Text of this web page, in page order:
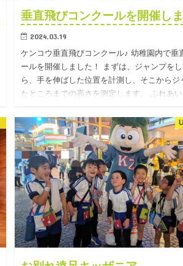
垂直飛びコンクールを開催しま
2024.03.19
ケンコウ垂直飛びコンクール♪ 幼稚園内で垂
ールを開催しました！ まずは、ジャンプを
ら、手を伸ばした位置を計測し、そこからジ
たところまでの高さを測定します。 ふれあ